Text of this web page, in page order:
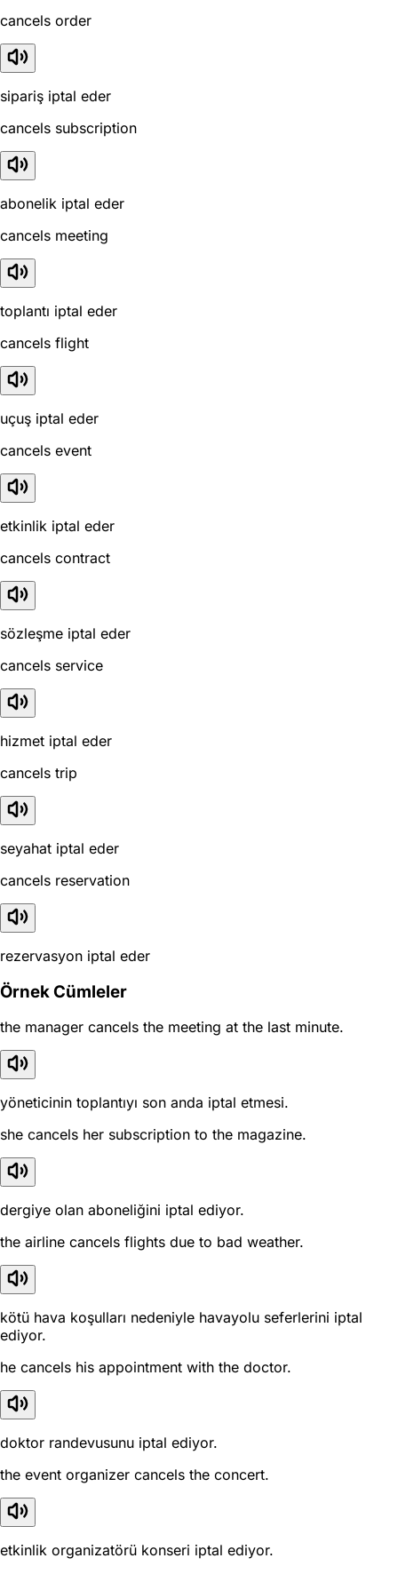
cancels order
sipariş iptal eder
cancels subscription
abonelik iptal eder
cancels meeting
toplantı iptal eder
cancels flight
uçuş iptal eder
cancels event
etkinlik iptal eder
cancels contract
sözleşme iptal eder
cancels service
hizmet iptal eder
cancels trip
seyahat iptal eder
cancels reservation
rezervasyon iptal eder
Örnek Cümleler
the manager cancels the meeting at the last minute.
yöneticinin toplantıyı son anda iptal etmesi.
she cancels her subscription to the magazine.
dergiye olan aboneliğini iptal ediyor.
the airline cancels flights due to bad weather.
kötü hava koşulları nedeniyle havayolu seferlerini iptal
ediyor.
he cancels his appointment with the doctor.
doktor randevusunu iptal ediyor.
the event organizer cancels the concert.
etkinlik organizatörü konseri iptal ediyor.